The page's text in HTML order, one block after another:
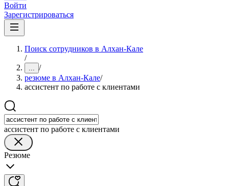
Войти
Зарегистрироваться
Поиск сотрудников в Алхан-Кале
/
... /
резюме в Алхан-Кале/
ассистент по работе с клиентами
ассистент по работе с клиентами
Резюме